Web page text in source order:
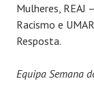
Mulheres, REAJ
Racismo e
Resposta.
Equipa Semana